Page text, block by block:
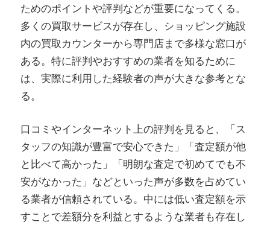
ためのポイントや評判などが重要になってくる。
多くの買取サービスが存在し、ショッピング施設
内の買取カウンターから専門店まで多様な窓口が
ある。特に評判やおすすめの業者を知るために
は、実際に利用した経験者の声が大きな参考とな
る。
口コミやインターネット上の評判を見ると、「ス
タッフの知識が豊富で安心できた」「査定額が他
と比べて高かった」「明朗な査定で初めてでも不
安がなかった」などといった声が多数を占めてい
る業者が信頼されている。中には低い査定額を示
すことで差額分を利益とするような業者も存在し